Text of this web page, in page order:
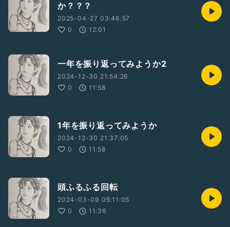
か？？？
2025-04-27 03:46:57
0
12:01
一年を振り返ってみようか2
2024-12-30 21:54:26
0
11:58
1年を振り返ってみようか
2024-12-30 21:37:05
0
11:58
頭ふるふる回転
2024-03-09 05:11:05
0
11:36